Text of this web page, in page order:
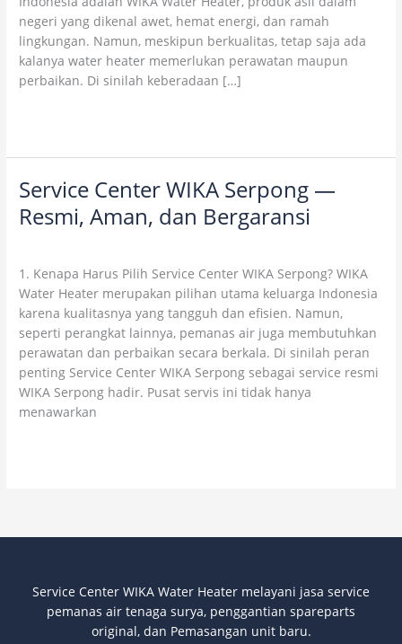
negeri yang dikenal awet, hemat energi, dan ramah
lingkungan. Namun, meskipun berkualitas, tetap saja ada
kalanya water heater memerlukan perawatan maupun
perbaikan. Di sinilah keberadaan […]
Heater
Service Center WIKA Serpong —
Resmi, Aman, dan Bergaransi
1. Kenapa Harus Pilih Service Center WIKA Serpong? WIKA
Water Heater merupakan pilihan utama keluarga Indonesia
karena kualitasnya yang tangguh dan efisien. Namun,
seperti perangkat lainnya, pemanas air juga membutuhkan
perawatan dan perbaikan secara berkala. Di sinilah peran
penting Service Center WIKA Serpong sebagai service resmi
WIKA Serpong hadir. Pusat servis ini tidak hanya
menawarkan
Service
WIKA
Resmi,
Aman,
dan
Bergaransi
Service Center WIKA Water Heater melayani jasa service
pemanas air tenaga surya, penggantian spareparts
original, dan Pemasangan unit baru.